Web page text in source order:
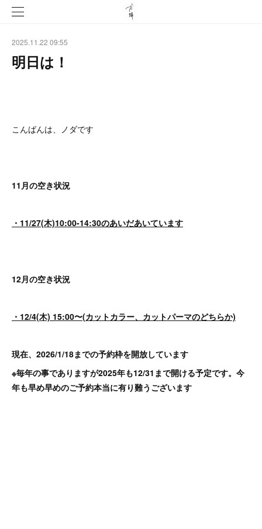
2025.11.22 09:55
明日は！
こんばんは、ノダです
11月の空き状況
・11/27(木)10:00-14:30のあいだあいています
12月の空き状況
・12/4(木) 15:00〜(カットカラー、カットパーマのどちらか)
現在、2026/1/18までの予約枠を開放しています
※毎年の事でありますが2025年も12/31まで開ける予定です。今
年も早め早めのご予約本当に有り難うございます